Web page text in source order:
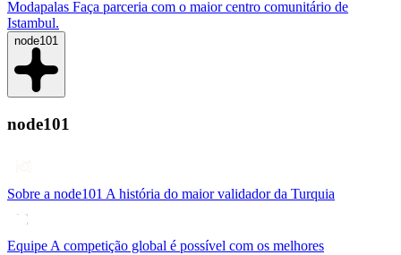
Modapalas Faça parceria com o maior centro comunitário de
Istambul.
node101
node101
Sobre a node101 A história do maior validador da Turquia
Equipe A competição global é possível com os melhores